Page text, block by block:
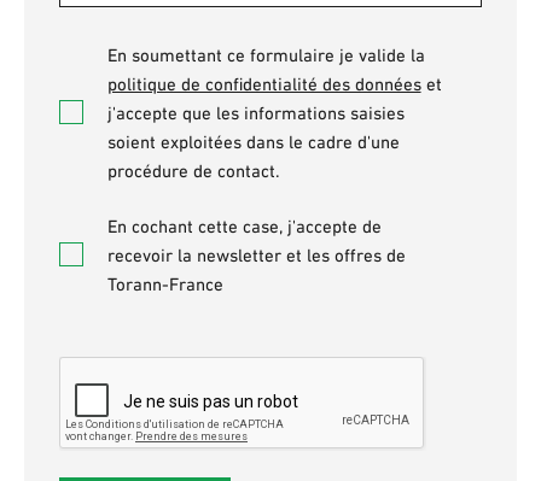
En soumettant ce formulaire je valide la
politique de confidentialité des donnéeset
j'accepte que les informations saisies
soient exploitées dans le cadre d'une
procédure de contact.
En cochant cette case, j'accepte de
recevoir la newsletter et les offres de
Torann-France
CAPTCHA